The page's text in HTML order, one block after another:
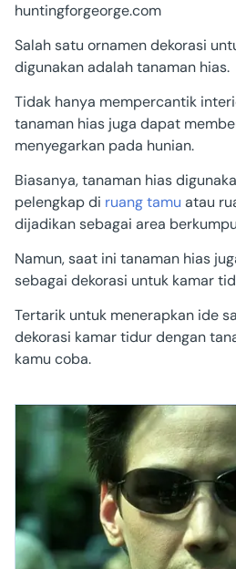
huntingforgeorge.com
Salah satu ornamen dekorasi
digunakan adalah tanaman hias.
Tidak hanya mempercantik
tanaman hias juga dapat
menyegarkan pada hunian.
Biasanya, tanaman hias
pelengkap di ruang tamu atau
dijadikan sebagai area
Namun, saat ini tanaman hias
sebagai dekorasi untuk kamar
Tertarik untuk menerapkan ide
dekorasi kamar tidur dengan
kamu coba.